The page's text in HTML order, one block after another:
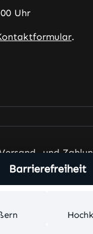
Uhr
.
– öffnet
vorbei –
auf Pinterest
uns auf X – öffnet
und
Barrierefreiheit